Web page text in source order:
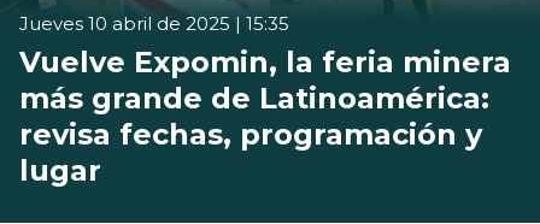
Vuelve Expomin, la feria minera
más grande de Latinoamérica:
revisa fechas, programación y
lugar
Jueves 10 abril de 2025 | 15:35